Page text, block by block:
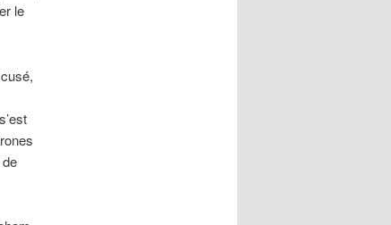
le